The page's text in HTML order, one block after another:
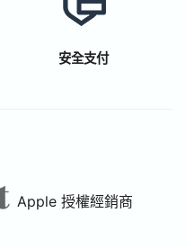
安全支付
Apple 授權經銷商